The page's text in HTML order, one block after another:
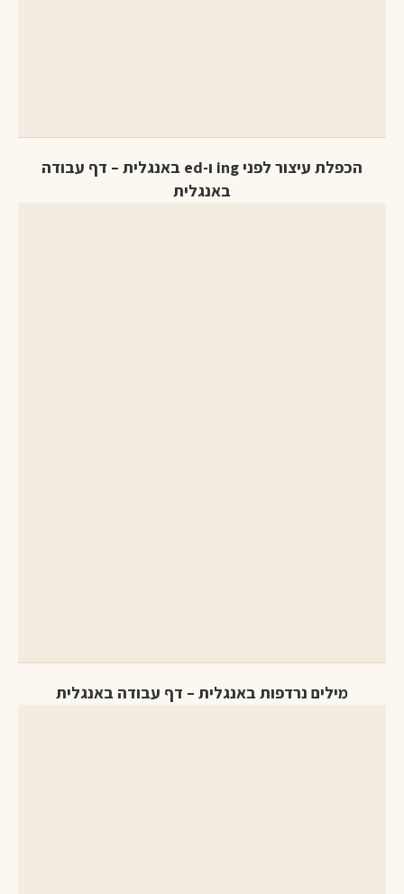
הכפלת עיצור לפני ing ו-ed באנגלית – דף עבודה
באנגלית
מילים נרדפות באנגלית – דף עבודה באנגלית